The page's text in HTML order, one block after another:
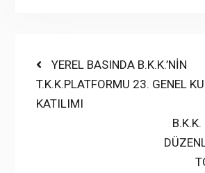
Yazı
gezinmesi
Previous
post:
YEREL BASINDA B.K.K.’NİN
T.K.K.PLATFORMU 23. GENEL
KATILIMI
Next
post:
B.K.K.